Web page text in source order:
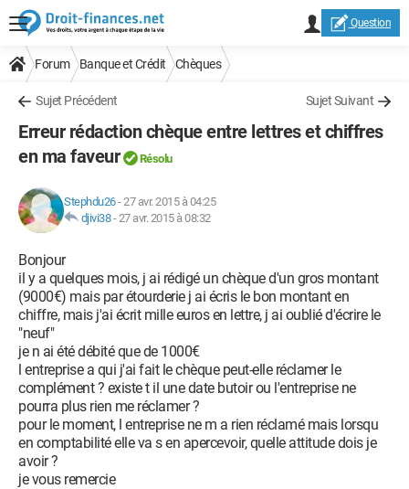
Question
Forum Banque et Crédit Chèques
Sujet Précédent Sujet Suivant
Erreur rédaction chèque entre lettres et chiffres
en ma faveur
Résolu
Stephdu26-27 avr. 2015 à 04:25
djivi38-27 avr. 2015 à 08:32
Bonjour
il y a quelques mois, j ai rédigé un chèque d'un gros montant
(9000€) mais par étourderie j ai écris le bon montant en
chiffre, mais j'ai écrit mille euros en lettre, j ai oublié d'écrire le
"neuf"
je n ai été débité que de 1000€
l entreprise a qui j'ai fait le chèque peut-elle réclamer le
complément ? existe t il une date butoir ou l'entreprise ne
pourra plus rien me réclamer ?
pour le moment, l entreprise ne m a rien réclamé mais lorsqu
en comptabilité elle va s en apercevoir, quelle attitude dois je
avoir ?
je vous remercie